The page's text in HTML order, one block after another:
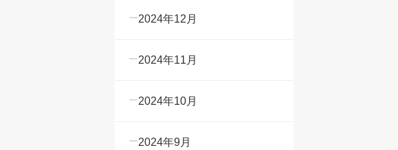
2024年12月
2024年11月
2024年10月
2024年9月